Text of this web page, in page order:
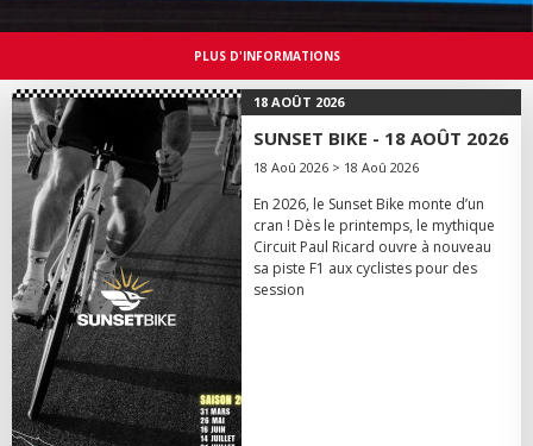
PLUS D'INFORMATIONS
18 AOÛT 2026
SUNSET BIKE - 18 AOÛT 2026
18 Aoû 2026 > 18 Aoû 2026
En 2026, le Sunset Bike monte d’un
cran ! Dès le printemps, le mythique
Circuit Paul Ricard ouvre à nouveau
sa piste F1 aux cyclistes pour des
session